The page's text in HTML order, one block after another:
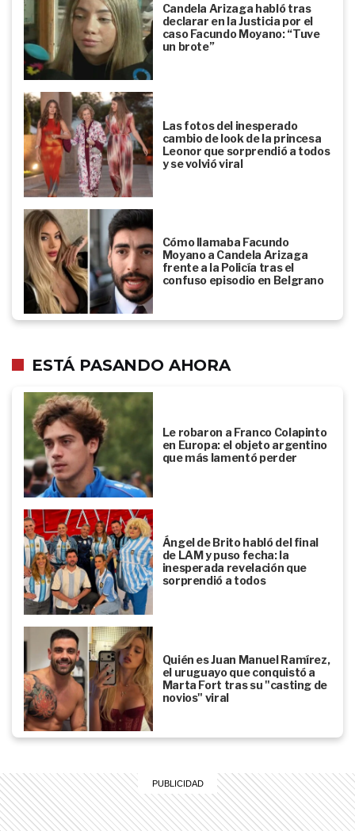
Candela Arizaga habló tras
declarar en la Justicia por el
caso Facundo Moyano: “Tuve
un brote”
Las fotos del inesperado
cambio de look de la princesa
Leonor que sorprendió a todos
y se volvió viral
Cómo llamaba Facundo
Moyano a Candela Arizaga
frente a la Policía tras el
confuso episodio en Belgrano
ESTÁ PASANDO AHORA
Le robaron a Franco Colapinto
en Europa: el objeto argentino
que más lamentó perder
Ángel de Brito habló del final
de LAM y puso fecha: la
inesperada revelación que
sorprendió a todos
Quién es Juan Manuel Ramírez,
el uruguayo que conquistó a
Marta Fort tras su "casting de
novios" viral